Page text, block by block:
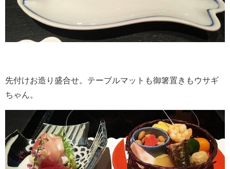
先付けお造り盛合せ。テーブルマットも御箸置きもウサギ
ちゃん。